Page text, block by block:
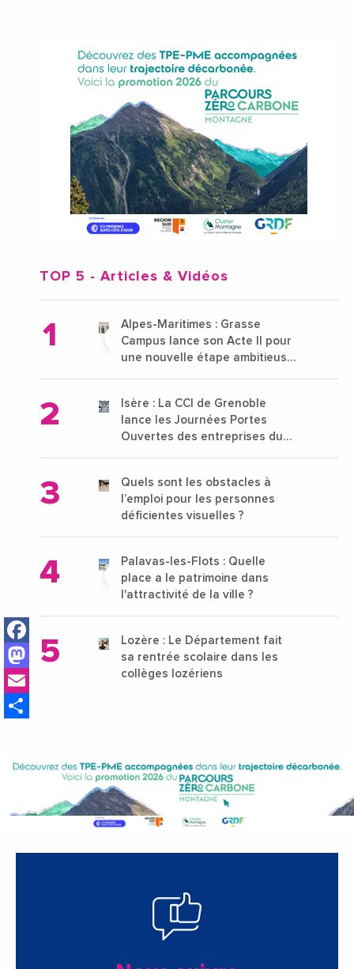
Facebook
Mastodon
TOP 5 - Articles & Vidéos
Alpes-Maritimes : Grasse
Campus lance son Acte II pour
une nouvelle étape ambitieuse
Isère : La CCI de Grenoble
lance les Journées Portes
Ouvertes des entreprises du
Quels sont les obstacles à
l’emploi pour les personnes
déficientes visuelles ?
Palavas-les-Flots : Quelle
place a le patrimoine dans
l'attractivité de la ville ?
Lozère : Le Département fait
sa rentrée scolaire dans les
collèges lozériens